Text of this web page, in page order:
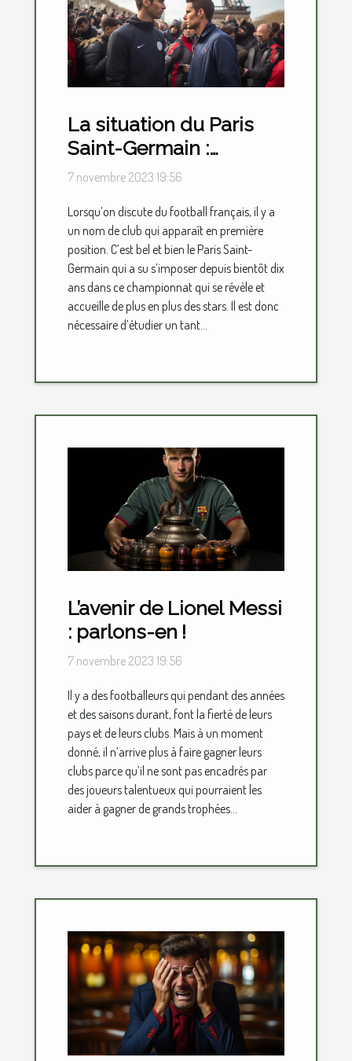
La situation du Paris
Saint-Germain :
parlons-en !
7 novembre 2023 19:56
Lorsqu’on discute du football français, il y a
un nom de club qui apparaît en première
position. C’est bel et bien le Paris Saint-
Germain qui a su s’imposer depuis bientôt dix
ans dans ce championnat qui se révèle et
accueille de plus en plus des stars. Il est donc
nécessaire d’étudier un tant...
L’avenir de Lionel Messi
: parlons-en !
7 novembre 2023 19:56
Il y a des footballeurs qui pendant des années
et des saisons durant, font la fierté de leurs
pays et de leurs clubs. Mais à un moment
donné, il n’arrive plus à faire gagner leurs
clubs parce qu’il ne sont pas encadrés par
des joueurs talentueux qui pourraient les
aider à gagner de grands trophées...